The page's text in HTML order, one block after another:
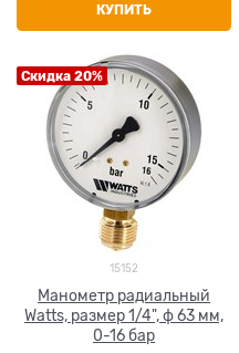
КУПИТЬ
Скидка 20%
15152
Манометр радиальный
Watts, размер 1/4", ф 63 мм,
0-16 бар